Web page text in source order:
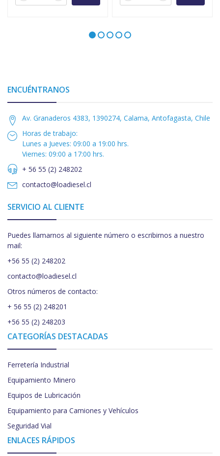
ENCUÉNTRANOS
Av. Granaderos 4383, 1390274, Calama, Antofagasta, Chile
Horas de trabajo:
Lunes a Jueves: 09:00 a 19:00 hrs.
Viernes: 09:00 a 17:00 hrs.
+ 56 55 (2) 248202
contacto@loadiesel.cl
SERVICIO AL CLIENTE
Puedes llamarnos al siguiente número o escribirnos a nuestro
mail:
+56 55 (2) 248202
contacto@loadiesel.cl
Otros números de contacto:
+ 56 55 (2) 248201
+56 55 (2) 248203
CATEGORÍAS DESTACADAS
Ferretería Industrial
Equipamiento Minero
Equipos de Lubricación
Equipamiento para Camiones y Vehículos
Seguridad Vial
ENLACES RÁPIDOS